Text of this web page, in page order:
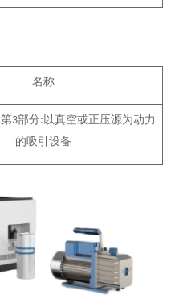
名称
第3部分: 以真空或正压源为动力
的吸引设备